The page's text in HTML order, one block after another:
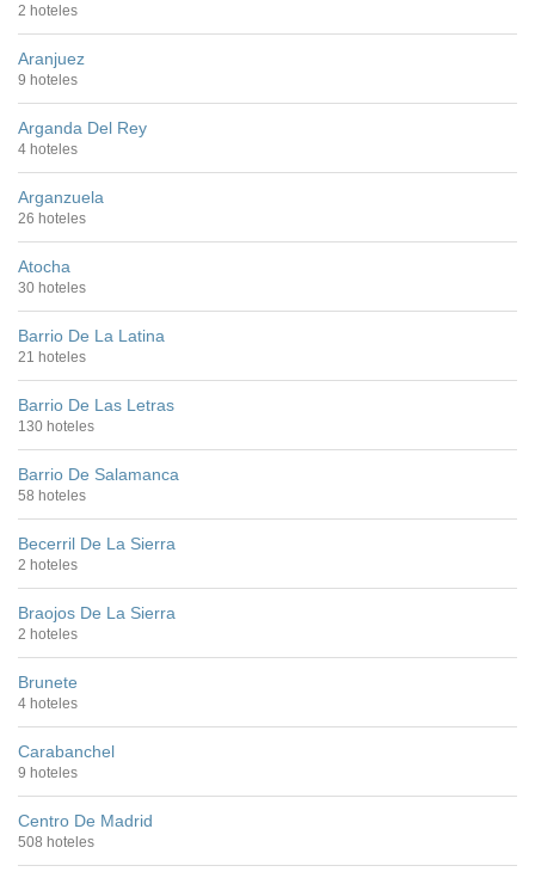
2 hoteles
Aranjuez
9 hoteles
Arganda Del Rey
4 hoteles
Arganzuela
26 hoteles
Atocha
30 hoteles
Barrio De La Latina
21 hoteles
Barrio De Las Letras
130 hoteles
Barrio De Salamanca
58 hoteles
Becerril De La Sierra
2 hoteles
Braojos De La Sierra
2 hoteles
Brunete
4 hoteles
Carabanchel
9 hoteles
Centro De Madrid
508 hoteles